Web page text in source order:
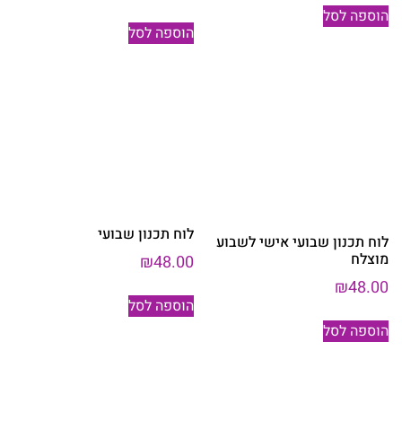
הוספה לסל
הוספה לסל
לוח תכנון שבועי אישי לשבוע
מוצלח
₪48.00
הוספה לסל
לוח תכנון שבועי
₪48.00
הוספה לסל